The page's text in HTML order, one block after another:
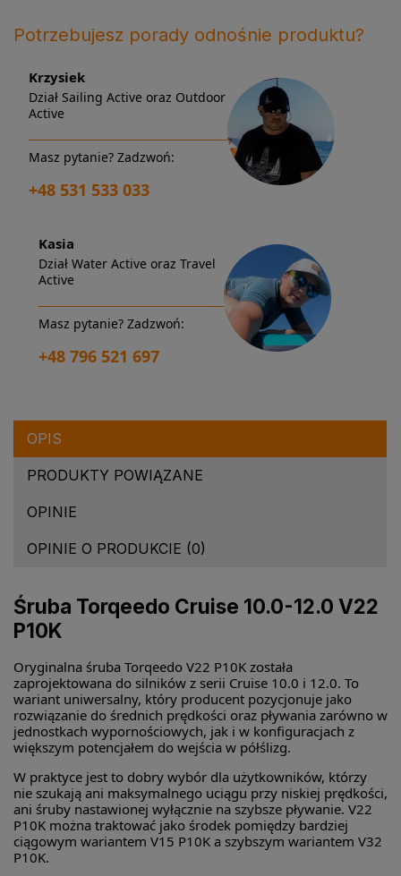
Potrzebujesz porady odnośnie produktu?
Krzysiek
Dział Sailing Active oraz Outdoor
Active
Masz pytanie? Zadzwoń:
+48 531 533 033
Kasia
Dział Water Active oraz Travel
Active
Masz pytanie? Zadzwoń:
+48 796 521 697
OPIS
PRODUKTY POWIĄZANE
OPINIE
OPINIE O PRODUKCIE (0)
Śruba Torqeedo Cruise 10.0-12.0 V22
P10K
Oryginalna śruba Torqeedo V22 P10K została
zaprojektowana do silników z serii Cruise 10.0 i 12.0. To
wariant uniwersalny, który producent pozycjonuje jako
rozwiązanie do średnich prędkości oraz pływania zarówno w
jednostkach wypornościowych, jak i w konfiguracjach z
większym potencjałem do wejścia w półślizg.
W praktyce jest to dobry wybór dla użytkowników, którzy
nie szukają ani maksymalnego uciągu przy niskiej prędkości,
ani śruby nastawionej wyłącznie na szybsze pływanie. V22
P10K można traktować jako środek pomiędzy bardziej
ciągowym wariantem V15 P10K a szybszym wariantem V32
P10K.